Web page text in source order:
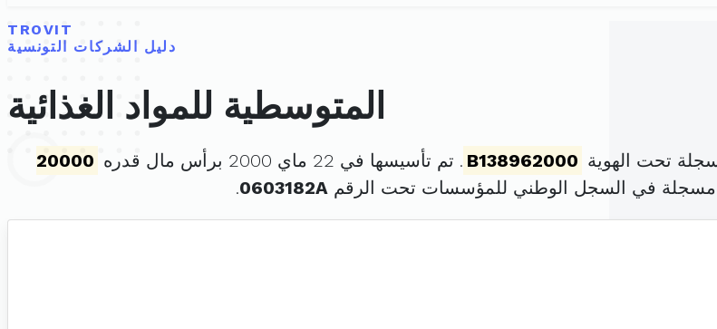
TROVIT
دليل الشركات التونسية
المتوسطية للمواد الغذائية
تحت الهوية B138962000 . تم تأسيسها في 22 ماي 2000 برأس مال قدره
20000
مسجلة في السجل الوطني للمؤسسات تحت الرقم 0603182A
.